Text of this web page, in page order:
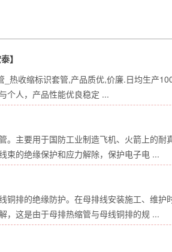
】
收缩标识套管,产品质优,价廉.日均生产
个人，产品性能优良稳定 ...
。主要用于国防工业制造飞机、火箭上的耐
束的绝缘保护和应力解除，保护电子电 ...
铜排的绝缘防护。在母排线安装施工、维护
，这是由于母排热缩管与母线铜排的规 ...